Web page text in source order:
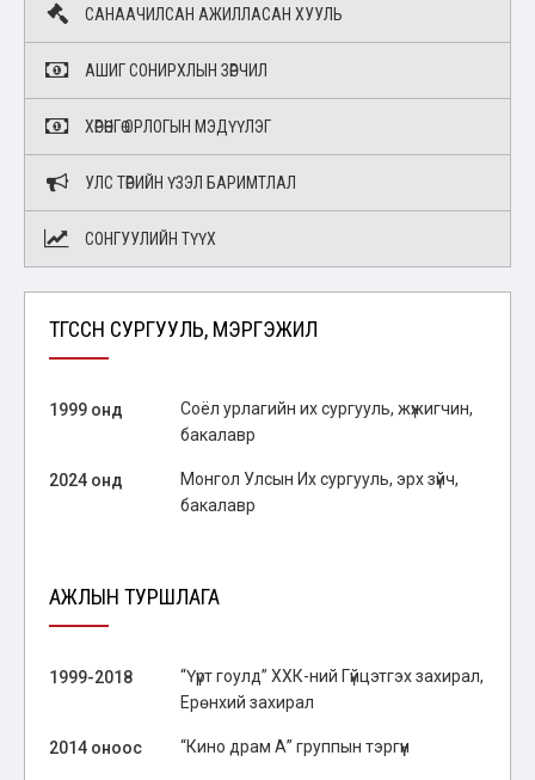
САНААЧИЛСАН АЖИЛЛАСАН ХУУЛЬ
АШИГ СОНИРХЛЫН ЗӨРЧИЛ
ХӨРӨНГӨ ОРЛОГЫН МЭДҮҮЛЭГ
УЛС ТӨРИЙН ҮЗЭЛ БАРИМТЛАЛ
СОНГУУЛИЙН ТҮҮХ
ТӨГССӨН СУРГУУЛЬ, МЭРГЭЖИЛ
1999 онд
Соёл урлагийн их сургууль, жүжигчин,
бакалавр
2024 онд
Монгол Улсын Их сургууль, эрх зүйч,
бакалавр
АЖЛЫН ТУРШЛАГА
1999-2018
“Үүрт гоулд” ХХК-ний Гүйцэтгэх захирал,
Ерөнхий захирал
2014 оноос “Кино драм А” группын тэргүүн